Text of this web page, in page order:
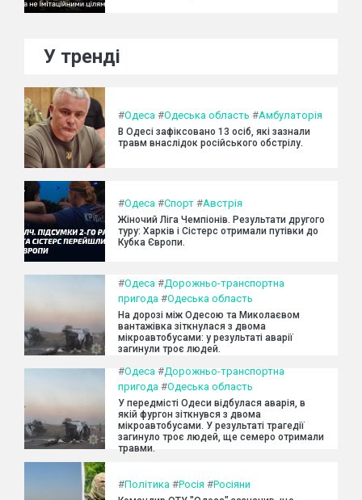
У тренді
#Одеса #Одеська область #Амбулаторія
В Одесі зафіксовано 13 осіб, які зазнали
травм внаслідок російського обстрілу.
#Одеса #Спорт #Австрія
Жіночий Ліга Чемпіонів. Результати другого
туру: Харків і Сістерс отримали путівки до
Кубка Європи.
#Одеса #Дорожньо-транспортна
пригода #Одеська область
На дорозі між Одесою та Миколаєвом
вантажівка зіткнулася з двома
мікроавтобусами: у результаті аварії
загинули троє людей.
#Одеса #Дорожньо-транспортна
пригода #Одеська область
У передмісті Одеси відбулася аварія, в
якій фургон зіткнувся з двома
мікроавтобусами. У результаті трагедії
загинуло троє людей, ще семеро отримали
травми.
#Політика #Росія #Росіяни